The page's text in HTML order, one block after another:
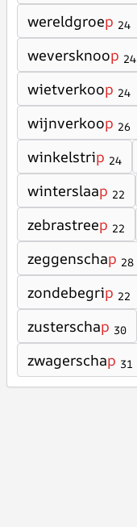
wereldgroep 24
weversknoop 24
wietverkoop 24
wijnverkoop 26
winkelstrip 24
winterslaap 22
zebrastreep 22
zeggenschap 28
zondebegrip 22
zusterschap 30
zwagerschap 31